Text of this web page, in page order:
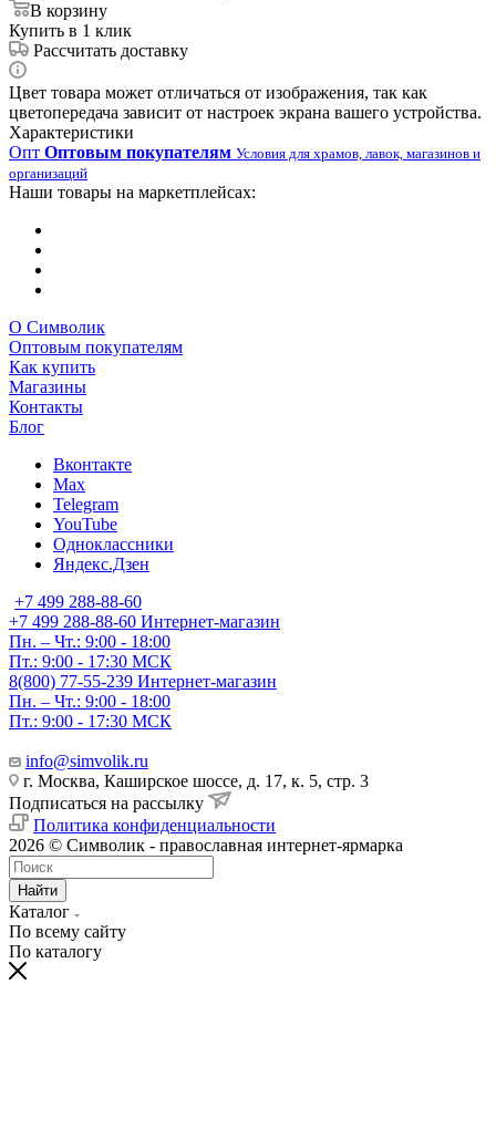
В корзину
Купить в 1 клик
Рассчитать доставку
Цвет товара может отличаться от изображения, так как
цветопередача зависит от настроек экрана вашего устройства.
Характеристики
Опт Оптовым покупателям Условия для храмов, лавок, магазинов и
организаций
Наши товары на маркетплейсах:
О Символик
Оптовым покупателям
Как купить
Магазины
Контакты
Блог
Вконтакте
Max
Telegram
YouTube
Одноклассники
Яндекс.Дзен
+7 499 288-88-60
+7 499 288-88-60 Интернет-магазин
Пн. – Чт.: 9:00 - 18:00
Пт.: 9:00 - 17:30 МСК
8(800) 77-55-239 Интернет-магазин
Пн. – Чт.: 9:00 - 18:00
Пт.: 9:00 - 17:30 МСК
info@simvolik.ru
г. Москва, Каширское шоссе, д. 17, к. 5, стр. 3
Подписаться на рассылку
Политика конфиденциальности
2026 © Символик - православная интернет-ярмарка
Найти
Каталог
По всему сайту
По каталогу